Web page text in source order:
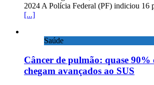
2024 A Polícia Federal (PF) indiciou 16
[...]
Saúde
Câncer de pulmão: quase 90%
chegam avançados ao SUS